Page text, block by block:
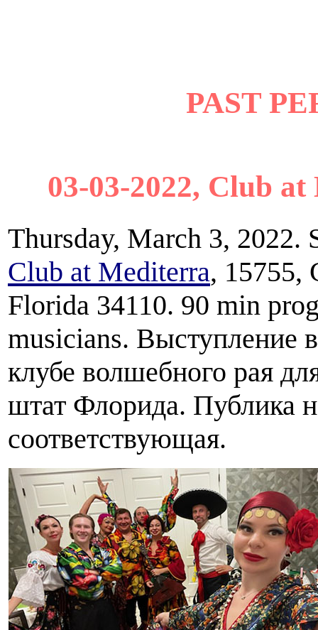
PAST
03-03-2022, Club
Thursday, March 3, 2022.
Club at Mediterra, 15755,
Florida 34110. 90 min
musicians. Выступление
клубе волшебного рая
штат Флорида. Публика
соответствующая.